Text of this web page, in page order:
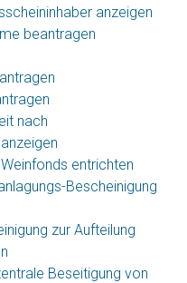
anzeigen
beantragen
nach
entrichten
Bescheinigung
zur Aufteilung
Beseitigung von